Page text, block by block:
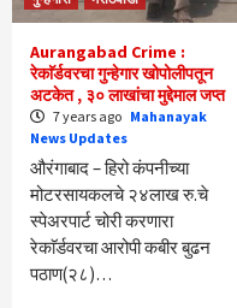
Aurangabad Crime :
रेकाॅर्डवरचा गुन्हेगार खोपोलीपतून
अटकेत , ३० लाखांचा मुद्देमाल जप्त
7 years ago Mahanayak
News Updates
औरंगाबाद – हिरो कंपनीच्या
मोटरसायकलचे २४लाख रु.चे
स्पेअरपार्ट चोरी करणारा
रेकाॅर्डवरचा आरोपी कबीर बुढन
पठाण(२८)…